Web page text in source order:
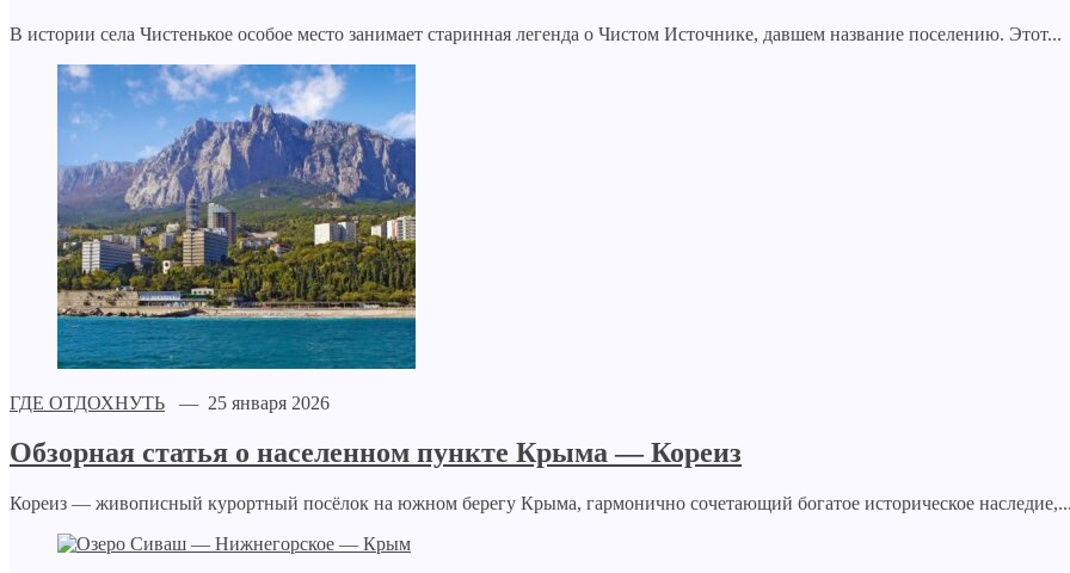
В истории села Чистенькое особое место занимает старинная легенда о Чистом Источнике, давшем название поселению. Этот...
ГДЕ ОТДОХНУТЬ — 25 января 2026
Обзорная статья о населенном пункте Крыма — Кореиз
Кореиз — живописный курортный посёлок на южном берегу Крыма, гармонично сочетающий богатое историческое